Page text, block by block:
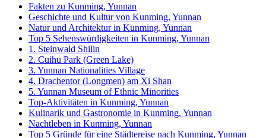
Fakten zu Kunming, Yunnan
Geschichte und Kultur von Kunming, Yunnan
Natur und Architektur in Kunming, Yunnan
Top 5 Sehenswürdigkeiten in Kunming, Yunnan
1. Steinwald Shilin
2. Cuihu Park (Green Lake)
3. Yunnan Nationalities Village
4. Drachentor (Longmen) am Xi Shan
5. Yunnan Museum of Ethnic Minorities
Top-Aktivitäten in Kunming, Yunnan
Kulinarik und Gastronomie in Kunming, Yunnan
Nachtleben in Kunming, Yunnan
Top 5 Gründe für eine Städtereise nach Kunming, Yunnan